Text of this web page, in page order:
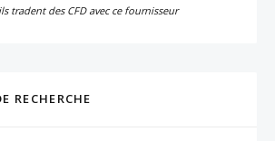
tradent des CFD avec ce fournisseur
RECHERCHE